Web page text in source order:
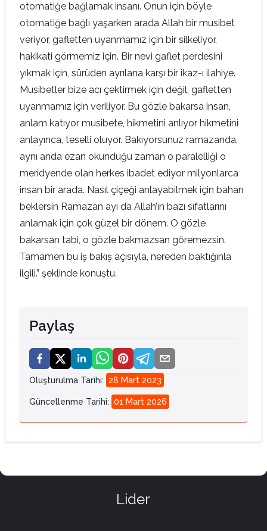
otomatiğe bağlamak insanı. Onun için böyle
otomatiğe bağlı yaşarken arada Allah bir musibet
veriyor, gafletten uyanmamız için bir silkeliyor,
hakikati görmemiz için. Bir nevi gaflet perdesini
yıkmak için, sürüden ayrılana karşı bir ikaz-ı ilahiye.
Musibetler bize acı çektirmek için değil, gafletten
uyanmamız için veriliyor. Bu gözle bakarsa insan,
anlam katıyor musibete, hikmetini anlıyor hikmetini
anlayınca, teselli oluyor. Bakıyorsunuz ramazanda,
aynı anda ezan okunduğu zaman o paralelliği o
meridyende olan herkes ibadet ediyor milyonlarca
insan bir arada. Nasıl çiçeği anlayabilmek için baharı
beklersin Ramazan ayı da Allah’ın bazı sıfatlarını
anlamak için çok güzel bir dönem. O gözle
bakarsan tabi, o gözle bakmazsan göremezsin.
Tamamen bu iş bakış açısıyla, nereden baktığınla
ilgili.” şeklinde konuştu.
Paylaş
Oluşturulma Tarihi: 28 Mart 2023
Güncellenme Tarihi: 01 Mart 2026
Lider